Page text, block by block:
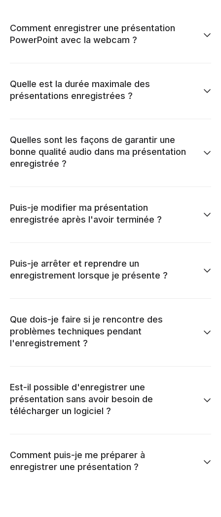
Comment enregistrer une présentation
PowerPoint avec la webcam ?
Quelle est la durée maximale des
présentations enregistrées ?
Quelles sont les façons de garantir une
bonne qualité audio dans ma présentation
enregistrée ?
Puis-je modifier ma présentation
enregistrée après l'avoir terminée ?
Puis-je arrêter et reprendre un
enregistrement lorsque je présente ?
Que dois-je faire si je rencontre des
problèmes techniques pendant
l'enregistrement ?
Est-il possible d'enregistrer une
présentation sans avoir besoin de
télécharger un logiciel ?
Comment puis-je me préparer à
enregistrer une présentation ?